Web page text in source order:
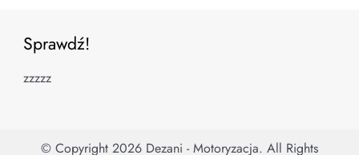
Sprawdź!
zzzzz
© Copyright 2026 Dezani - Motoryzacja. All Rights